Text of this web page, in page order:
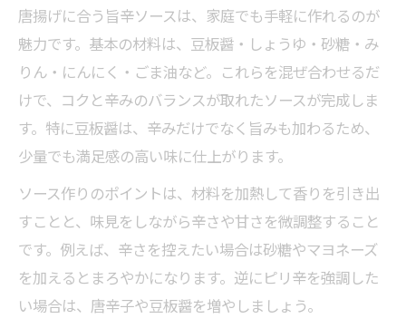
唐揚げに合う旨辛ソースは、家庭でも手軽に作れるのが
魅力です。基本の材料は、豆板醤・しょうゆ・砂糖・み
りん・にんにく・ごま油など。これらを混ぜ合わせるだ
けで、コクと辛みのバランスが取れたソースが完成しま
す。特に豆板醤は、辛みだけでなく旨みも加わるため、
少量でも満足感の高い味に仕上がります。
ソース作りのポイントは、材料を加熱して香りを引き出
すことと、味見をしながら辛さや甘さを微調整すること
です。例えば、辛さを控えたい場合は砂糖やマヨネーズ
を加えるとまろやかになります。逆にピリ辛を強調した
い場合は、唐辛子や豆板醤を増やしましょう。